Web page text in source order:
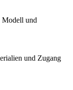
Modell und
und Zugang